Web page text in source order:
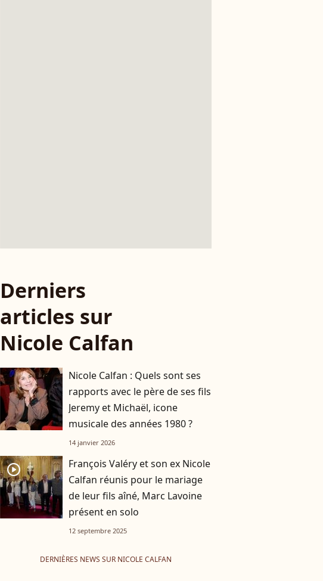
Derniers
articles sur
Nicole Calfan
Nicole Calfan : Quels sont ses
rapports avec le père de ses fils
Jeremy et Michaël, icone
musicale des années 1980 ?
14 janvier 2026
player2
François Valéry et son ex Nicole
Calfan réunis pour le mariage
de leur fils aîné, Marc Lavoine
présent en solo
12 septembre 2025
DERNIÈRES NEWS SUR NICOLE CALFAN